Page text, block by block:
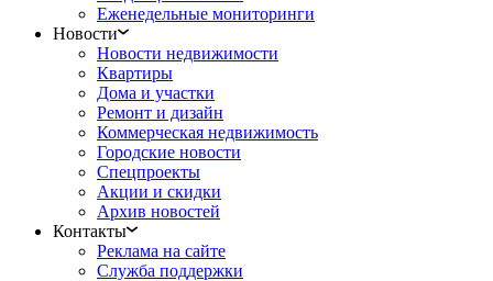
Еженедельные мониторинги
Новости
Новости недвижимости
Квартиры
Дома и участки
Ремонт и дизайн
Коммерческая недвижимость
Городские новости
Спецпроекты
Акции и скидки
Архив новостей
Контакты
Реклама на сайте
Служба поддержки